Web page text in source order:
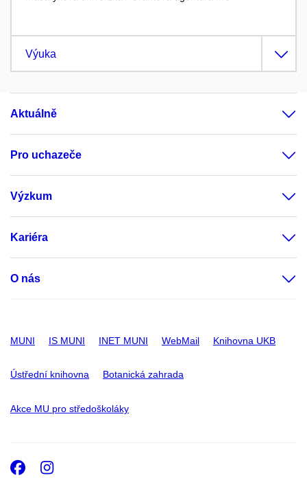
Výuka
Aktuálně
Pro uchazeče
Výzkum
Kariéra
O nás
MUNI IS MUNI INET MUNI WebMail Knihovna UKB
Ústřední knihovna Botanická zahrada
Akce MU pro středoškoláky
Facebook
Instagram